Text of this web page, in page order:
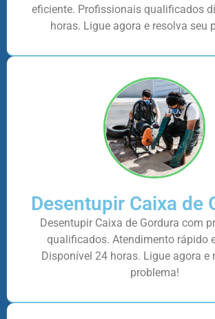
eficiente. Profissionais qualificados
horas. Ligue agora e resolva seu
Desentupir Caixa de
Desentupir Caixa de Gordura com
qualificados. Atendimento rápido
Disponível 24 horas. Ligue agora e
problema!